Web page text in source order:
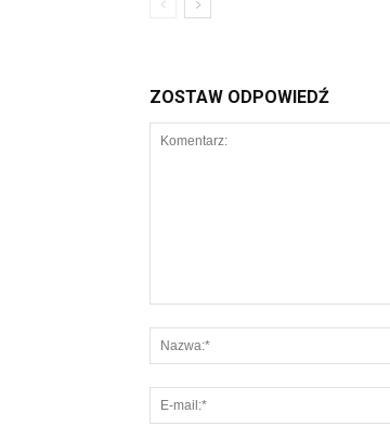
ZOSTAW ODPOWIEDŹ